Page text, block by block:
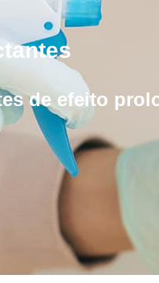
de efeito